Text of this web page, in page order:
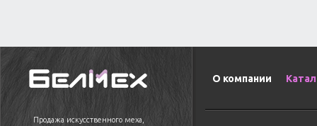
Продажа искусственного меха,
О компании